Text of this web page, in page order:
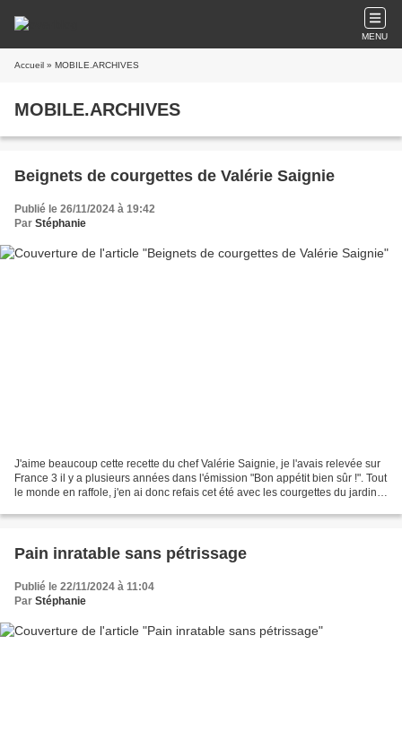
MENU
Accueil » MOBILE.ARCHIVES
MOBILE.ARCHIVES
Beignets de courgettes de Valérie Saignie
Publié le 26/11/2024 à 19:42
Par Stéphanie
J'aime beaucoup cette recette du chef Valérie Saignie, je l'avais relevée sur
France 3 il y a plusieurs années dans l'émission "Bon appétit bien sûr !". Tout
le monde en raffole, j'en ai donc refais cet été avec les courgettes du jardin,
Pain inratable sans pétrissage
Publié le 22/11/2024 à 11:04
Par Stéphanie